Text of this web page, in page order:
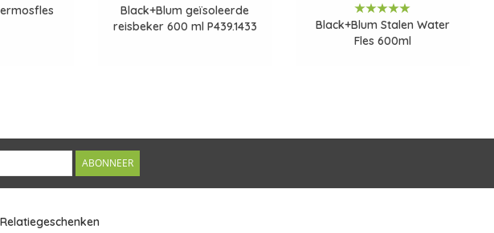
Black+Blum geïsoleerde
reisbeker 600 ml P439.1433
Black+Blum Stalen Water
Fles 600ml
ABONNEER